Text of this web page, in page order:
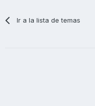
Ir a la lista de temas